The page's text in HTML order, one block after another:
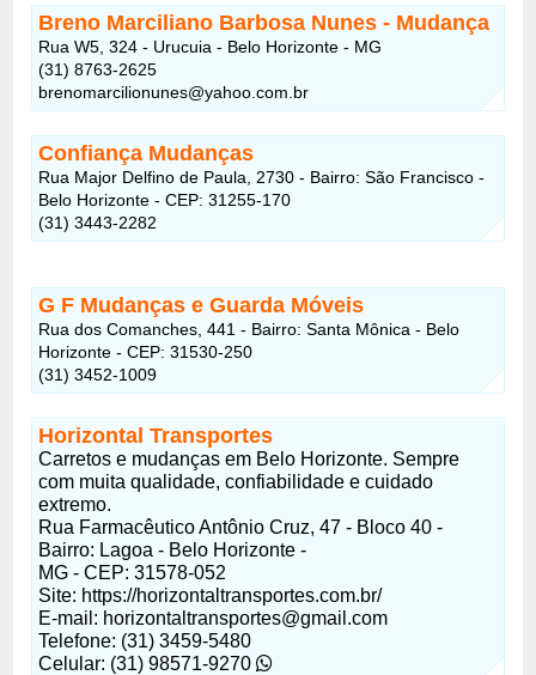
Breno Marciliano Barbosa Nunes - Mudança
Rua W5, 324 - Urucuia - Belo Horizonte - MG
(31) 8763-2625
brenomarcilionunes@yahoo.com.br
Confiança Mudanças
Rua Major Delfino de Paula, 2730 - Bairro: São Francisco -
Belo Horizonte - CEP: 31255-170
(31) 3443-2282
G F Mudanças e Guarda Móveis
Rua dos Comanches, 441 - Bairro: Santa Mônica - Belo
Horizonte - CEP: 31530-250
(31) 3452-1009
Horizontal Transportes
Carretos e mudanças em Belo Horizonte. Sempre
com muita qualidade, confiabilidade e cuidado
extremo.
Rua Farmacêutico Antônio Cruz, 47 - Bloco 40 -
Bairro: Lagoa - Belo Horizonte -
MG - CEP: 31578-052
Site: https://horizontaltransportes.com.br/
E-mail: horizontaltransportes@gmail.com
Telefone: (31) 3459-5480
Celular: (31) 98571-9270